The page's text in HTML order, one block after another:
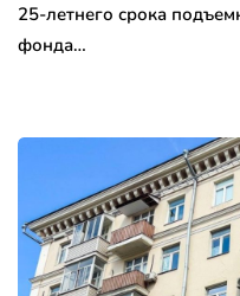
25-летнего срока
фонда…